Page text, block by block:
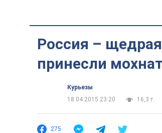
Россия –
принесли
Курьезы
18.04.2015 23:20
16,3 т.
275